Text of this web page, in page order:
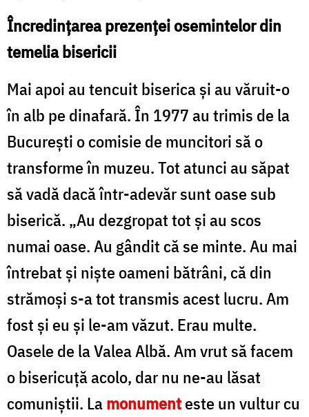
Încredințarea prezenței osemintelor din
temelia bisericii
Mai apoi au tencuit biserica şi au văruit-o
în alb pe dinafară. În 1977 au trimis de la
București o comisie de muncitori să o
transforme în muzeu. Tot atunci au săpat
să vadă dacă într-adevăr sunt oase sub
biserică. „Au dezgropat tot şi au scos
numai oase. Au gândit că se minte. Au mai
întrebat şi nişte oameni bătrâni, că din
strămoşi s-a tot transmis acest lucru. Am
fost şi eu şi le-am văzut. Erau multe.
Oasele de la Valea Albă. Am vrut să facem
o bisericuţă acolo, dar nu ne-au lăsat
comuniştii. Lamonumenteste un vultur cu